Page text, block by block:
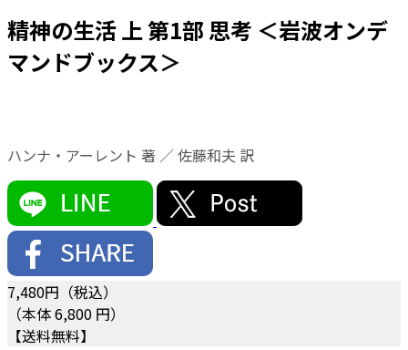
精神の生活 上 第1部 思考 ＜岩波オンデ
マンドブックス＞
ハンナ・アーレント 著 ／ 佐藤和夫 訳
7,480円（税込）
（本体 6,800 円）
【送料無料】